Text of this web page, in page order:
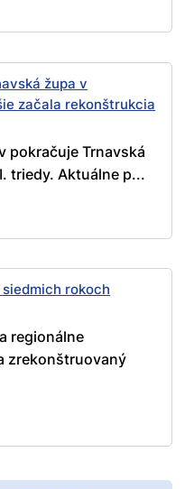
župa v
začala rekonštrukcia
pokračuje Trnavská
triedy. Aktuálne p...
rokoch
regionálne
zrekonštruovaný